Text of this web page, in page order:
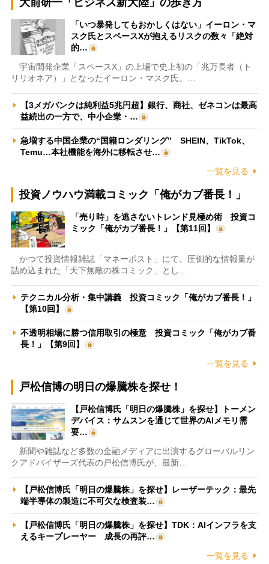
「いつ暴発してもおかしくはない」イーロン・マ
スク氏とスペースXが抱えるリスクの数々「絶対
的…
宇宙開発企業「スペースX」の上場で史上初の「兆万長者（ト
リリオネア）」となったイーロン・マスク氏。…
【3メガバンクは純利益5兆円超】銀行、商社、ゼネコンは最高
益続出の一方で、中小企業・…
急増する中国企業の“国籍ロンダリング” SHEIN、TikTok、
Temu…本社機能を海外に移転させ…
一覧を見る
投資ノウハウ満載コミック「俺がカブ番長！」
「売り時」を逃さないトレンド見極め術 投資コ
ミック「俺がカブ番長！」【第11回】
かつて投資情報雑誌「マネーポスト」にて、圧倒的な情報量が
詰め込まれた「天下無敵の株コミック」とし…
テクニカル分析・集中講義 投資コミック「俺がカブ番長！」
【第10回】
不透明相場に勝つ信用取引の極意 投資コミック「俺がカブ番
長！」【第9回】
一覧を見る
戸松信博の明日の爆騰株を探せ！
【戸松信博氏「明日の爆騰株」を探せ】トーメン
デバイス：サムスンを通じて世界のAIメモリ需
要…
新聞や雑誌など多数の金融メディアに出演するグローバルリン
クアドバイザーズ代表の戸松信博氏が、最新…
【戸松信博氏「明日の爆騰株」を探せ】レーザーテック：最先
端半導体の製造に不可欠な検査装…
【戸松信博氏「明日の爆騰株」を探せ】TDK：AIインフラを支
えるキープレーヤー 成長の再評…
一覧を見る